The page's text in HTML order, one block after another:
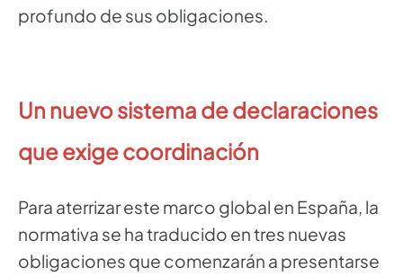
profundo de sus obligaciones.
Un nuevo sistema de declaraciones
que exige coordinación
Para aterrizar este marco global en España, la
normativa se ha traducido en tres nuevas
obligaciones que comenzarán a presentarse